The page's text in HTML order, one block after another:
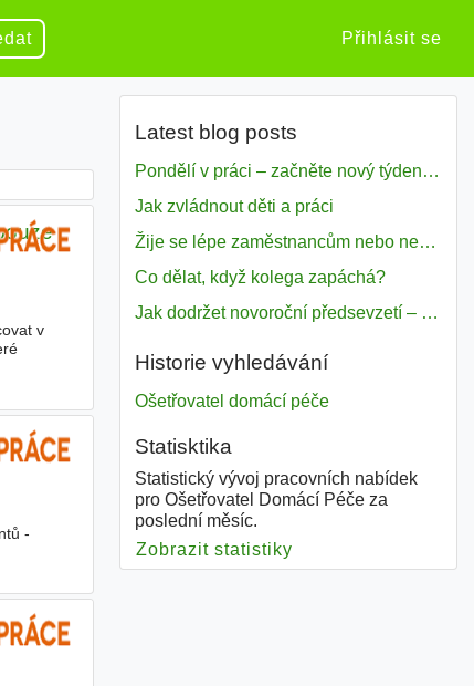
Přihlásit se
v
-
Latest blog posts
Pondělí v práci – začněte nový týden s motivací
Jak zvládnout děti a práci
Žije se lépe zaměstnancům nebo nezavislým pracovníkům
Co dělat, když kolega zapáchá?
Jak dodržet novoroční předsevzetí – naše tipy pro dobrý začátek roku 2018
Historie vyhledávání
Ošetřovatel domácí péče
Statisktika
Statistický vývoj pracovních nabídek
pro Ošetřovatel Domácí Péče za
poslední měsíc.
Zobrazit statistiky